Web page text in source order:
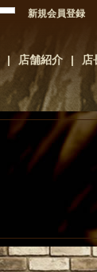
新規会員登録
店舗紹介 店